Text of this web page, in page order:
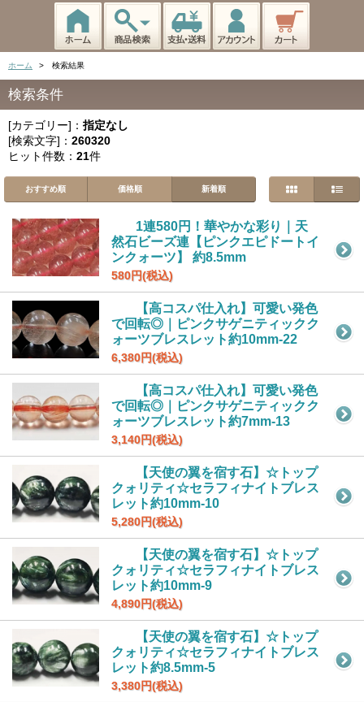
ホーム > 検索結果
検索条件
[カテゴリー]： 指定なし
[検索文字]： 260320
ヒット件数： 21件
おすすめ順 価格順 新着順
1連580円！華やかな彩り｜天
然石ビーズ連【ピンクエピドートイ
ンクォーツ】 約8.5mm
580円(税込)
【高コスパ仕入れ】可愛い発色
で回転◎｜ピンクサゲニティックク
ォーツブレスレット約10mm-22
6,380円(税込)
【高コスパ仕入れ】可愛い発色
で回転◎｜ピンクサゲニティックク
ォーツブレスレット約7mm-13
3,140円(税込)
【天使の翼を宿す石】☆トップ
クォリティ☆セラフィナイトブレス
レット約10mm-10
5,280円(税込)
【天使の翼を宿す石】☆トップ
クォリティ☆セラフィナイトブレス
レット約10mm-9
4,890円(税込)
【天使の翼を宿す石】☆トップ
クォリティ☆セラフィナイトブレス
レット約8.5mm-5
3,380円(税込)